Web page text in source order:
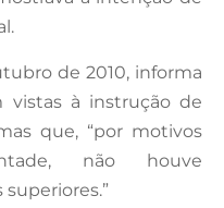
de 2010, informa
vistas à instrução de
que, “por motivos
não houve